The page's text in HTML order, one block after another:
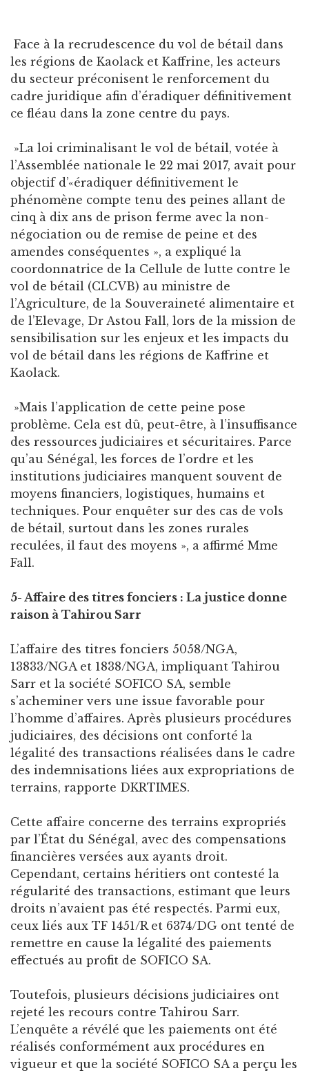
Face à la recrudescence du vol de bétail dans
les régions de Kaolack et Kaffrine, les acteurs
du secteur préconisent le renforcement du
cadre juridique afin d’éradiquer définitivement
ce fléau dans la zone centre du pays.
»La loi criminalisant le vol de bétail, votée à
l’Assemblée nationale le 22 mai 2017, avait pour
objectif d’«éradiquer définitivement le
phénomène compte tenu des peines allant de
cinq à dix ans de prison ferme avec la non-
négociation ou de remise de peine et des
amendes conséquentes », a expliqué la
coordonnatrice de la Cellule de lutte contre le
vol de bétail (CLCVB) au ministre de
l’Agriculture, de la Souveraineté alimentaire et
de l’Elevage, Dr Astou Fall, lors de la mission de
sensibilisation sur les enjeux et les impacts du
vol de bétail dans les régions de Kaffrine et
Kaolack.
»Mais l’application de cette peine pose
problème. Cela est dû, peut-être, à l’insuffisance
des ressources judiciaires et sécuritaires. Parce
qu’au Sénégal, les forces de l’ordre et les
institutions judiciaires manquent souvent de
moyens financiers, logistiques, humains et
techniques. Pour enquêter sur des cas de vols
de bétail, surtout dans les zones rurales
reculées, il faut des moyens », a affirmé Mme
Fall.
5- Affaire des titres fonciers : La justice donne
raison à Tahirou Sarr
L’affaire des titres fonciers 5058/NGA,
13833/NGA et 1838/NGA, impliquant Tahirou
Sarr et la société SOFICO SA, semble
s’acheminer vers une issue favorable pour
l’homme d’affaires. Après plusieurs procédures
judiciaires, des décisions ont conforté la
légalité des transactions réalisées dans le cadre
des indemnisations liées aux expropriations de
terrains, rapporte DKRTIMES.
Cette affaire concerne des terrains expropriés
par l’État du Sénégal, avec des compensations
financières versées aux ayants droit.
Cependant, certains héritiers ont contesté la
régularité des transactions, estimant que leurs
droits n’avaient pas été respectés. Parmi eux,
ceux liés aux TF 1451/R et 6374/DG ont tenté de
remettre en cause la légalité des paiements
effectués au profit de SOFICO SA.
Toutefois, plusieurs décisions judiciaires ont
rejeté les recours contre Tahirou Sarr.
L’enquête a révélé que les paiements ont été
réalisés conformément aux procédures en
vigueur et que la société SOFICO SA a perçu les